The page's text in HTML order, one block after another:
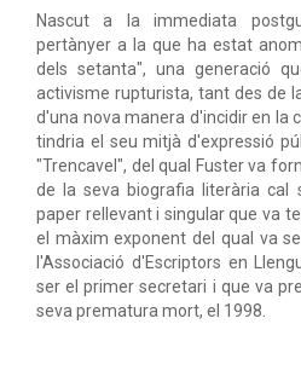
Nascut a la immediata
pertànyer a la que ha estat
dels setanta", una generació
activisme rupturista, tant des de
d'una nova manera d'incidir en la
tindria el seu mitjà d'expressió
"Trencavel", del qual Fuster va
de la seva biografia literària cal
paper rellevant i singular que va
el màxim exponent del qual va
l'Associació d'Escriptors en
ser el primer secretari i que va
seva prematura mort, el 1998.